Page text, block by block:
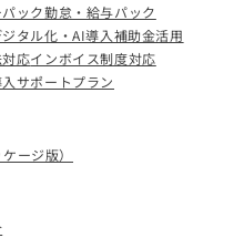
ック勤怠・給与パック
ジタル化・AI導入補助金活用
応インボイス制度対応
サポートプラン
ージ版）